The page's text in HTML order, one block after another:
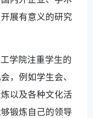
展有意义的研究
学院注重学生的
，例如学生会、
以及各种文化活
锻炼自己的领导